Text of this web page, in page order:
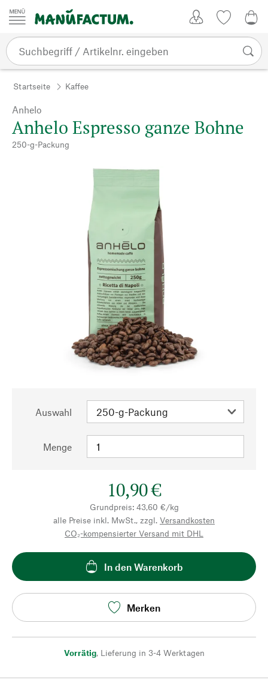
Zum Inhalt springen
Startseite Kaffee
Anhelo
Anhelo Espresso ganze Bohne
250-g-Packung
Auswahl
Menge
10,90 €
Grundpreis: 43,60 €/kg
alle Preise inkl. MwSt., zzgl. Versandkosten
CO₂-kompensierter Versand mit DHL
In den Warenkorb
Merken
Vorrätig, Lieferung in 3-4 Werktagen